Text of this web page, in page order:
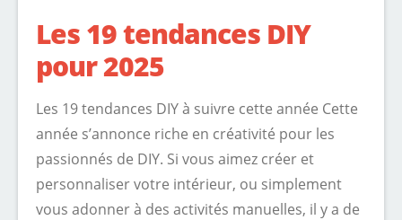
Les 19 tendances DIY
pour 2025
Les 19 tendances DIY à suivre cette année Cette
année s’annonce riche en créativité pour les
passionnés de DIY. Si vous aimez créer et
personnaliser votre intérieur, ou simplement
vous adonner à des activités manuelles, il y a de